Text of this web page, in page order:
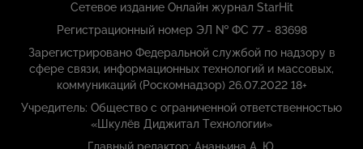
Сетевое издание Онлайн журнал StarHit
Регистрационный номер ЭЛ № ФС 77 - 83698
Зарегистрировано Федеральной службой по надзору в
сфере связи, информационных технологий и массовых,
коммуникаций (Роскомнадзор) 26.07.2022 18+
Учредитель: Общество с ограниченной ответственностью
«Шкулёв Диджитал Технологии»